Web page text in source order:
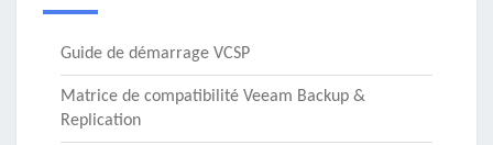
Guide de démarrage VCSP
Matrice de compatibilité Veeam Backup &
Replication